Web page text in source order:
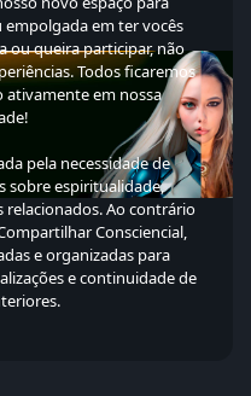
em ter vocês
ou queira participar, não
Todos ficaremos
ativamente em nossa
pela necessidade de
sobre espiritualidade,
relacionados. Ao contrário
Consciencial,
e organizadas para
e continuidade de